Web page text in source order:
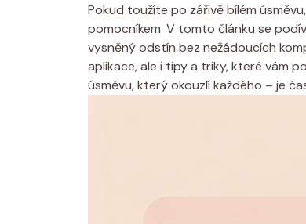
Pokud toužíte po zářivě bílém
pomocníkem. V tomto článku se
vysněný odstín bez nežádoucích
aplikace, ale i tipy a triky, které vám
úsměvu, který okouzlí každého – je